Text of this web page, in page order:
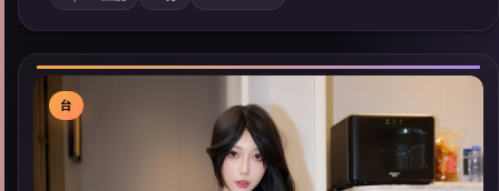
域气质；站内亦可通过「国产免费观看高清电视剧在线看」延展
检索同类型高分佳作，畅享高清在线追剧体验。
台